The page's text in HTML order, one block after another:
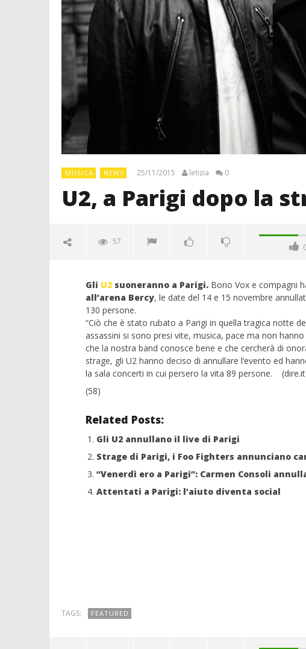
MUSICA NEWS 25/11/2015 letizia 0
U2, a Parigi dopo la
57
NOW VIEWING
U2, a Parigi dopo la strage con
25/11/2015
Gli U2suoneranno a Parigi.Bono Vox e compagni
all’arena Bercy, le date del 14 e 15 novembre
130 persone.
“Ciò che è stato rubato a Parigi in quella tragica notte
assassini si sono presi vite, musica, pace ma non
che la nostra band conosce bene e che cercherà di
strage, gli U2 hanno deciso di annullare l’evento ed
la sala concerti in cui persero la vita 89 persone.
(58)
Related Posts:
Gli U2 annullano il live di Parigi
Strage di Parigi, i Foo Fighters annunciano
“Venerdì ero a Parigi”: Carmen Consoli
Attentati a Parigi: l’aiuto diventa social
TAGS: FEATURED